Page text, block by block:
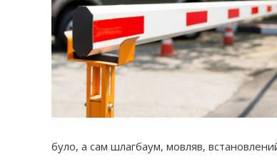
було, а сам шлагбаум, мовляв,